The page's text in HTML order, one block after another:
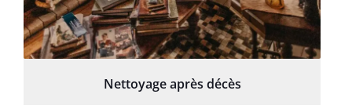
Nettoyage après décès